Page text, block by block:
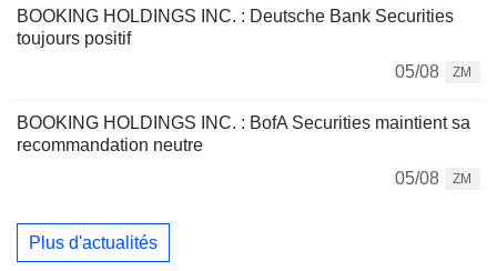
BOOKING HOLDINGS INC. : Deutsche Bank Securities
toujours positif
05/08
ZM
BOOKING HOLDINGS INC. : BofA Securities maintient sa
recommandation neutre
05/08
ZM
Plus d'actualités